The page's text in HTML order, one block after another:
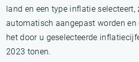
land en een type inflatie selecteert,
automatisch aangepast worden
het door u geselecteerde
2023 tonen.